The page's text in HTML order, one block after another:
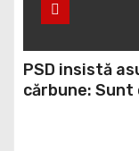
PSD insistă
cărbune: